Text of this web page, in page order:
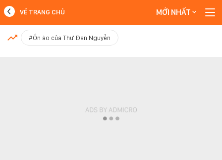
MỚI NHẤT
VỀ TRANG CHỦ MỚI NHẤT
#Ồn ào của Thư Đan Nguyễn